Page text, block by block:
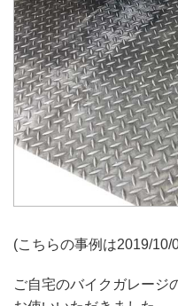
(こちらの事例は2019/10/
ご自宅のバイクガレージ